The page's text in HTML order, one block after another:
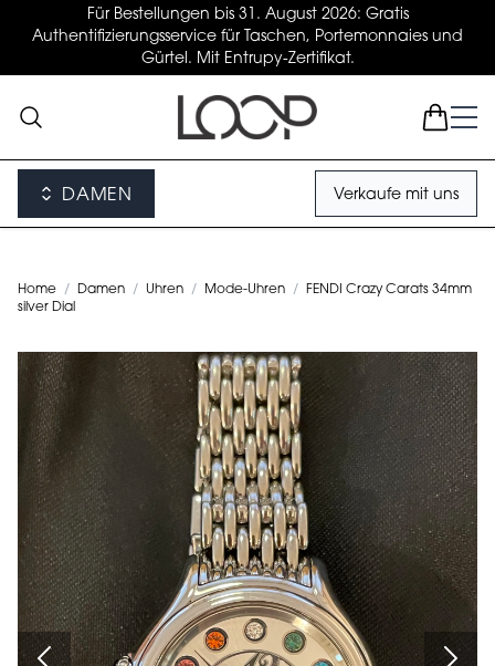
Für Bestellungen bis 31. August 2026: Gratis
Authentifizierungsservice für Taschen, Portemonnaies und
Gürtel. Mit Entrupy-Zertifikat.
DAMEN Verkaufe mit uns
Home / Damen / Uhren / Mode-Uhren /
FENDI Crazy Carats 34mm
silver Dial